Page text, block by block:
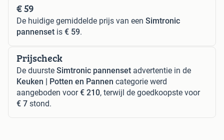
€ 59
De huidige gemiddelde prijs van een Simtronic
pannenset is € 59.
Prijscheck
De duurste Simtronic pannenset advertentie in de
Keuken | Potten en Pannen categorie werd
aangeboden voor€ 210, terwijl de goedkoopste voor
€ 7 stond.